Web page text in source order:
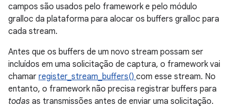
campos são usados pelo framework e pelo módulo
gralloc da plataforma para alocar os buffers gralloc para
cada stream.
Antes que os buffers de um novo stream possam ser
incluídos em uma solicitação de captura, o framework vai
chamar register_stream_buffers() com esse stream. No
entanto, o framework não precisa registrar buffers para
todas as transmissões antes de enviar uma solicitação.